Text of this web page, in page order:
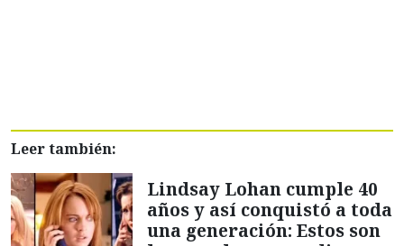
Leer también:
Lindsay Lohan cumple 40
años y así conquistó a toda
una generación: Estos son